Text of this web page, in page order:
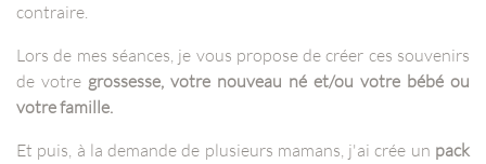
contraire.
Lors de mes séances, je vous propose de créer ces souvenirs
de votre grossesse, votre nouveau né et/ou votre bébé ou
votre famille.
Et puis, à la demande de plusieurs mamans, j'ai crée un pack